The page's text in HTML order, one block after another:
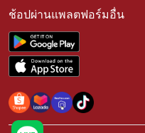
ช้อปผ่านแพลตฟอร์มอื่น